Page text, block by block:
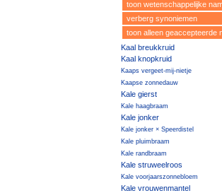
toon wetenschappelijke
verberg synoniemen
toon alleen geaccepteerde
Kaal breukkruid
Kaal knopkruid
Kaaps vergeet-mij-nietje
Kaapse zonnedauw
Kale gierst
Kale haagbraam
Kale jonker
Kale jonker × Speerdistel
Kale pluimbraam
Kale randbraam
Kale struweelroos
Kale voorjaarszonnebloem
Kale vrouwenmantel